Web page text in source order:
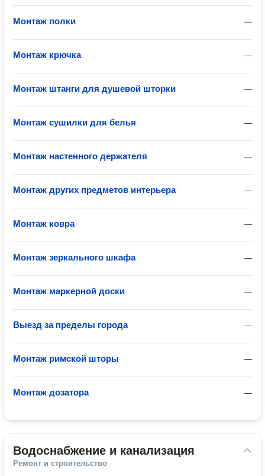
—
Монтаж полки
—
Монтаж крючка
—
Монтаж штанги для душевой шторки
—
Монтаж сушилки для белья
—
Монтаж настенного держателя
—
Монтаж других предметов интерьера
—
Монтаж ковра
—
Монтаж зеркального шкафа
—
Монтаж маркерной доски
—
Выезд за пределы города
—
Монтаж римской шторы
—
Монтаж дозатора
Водоснабжение и канализация
Ремонт и строительство